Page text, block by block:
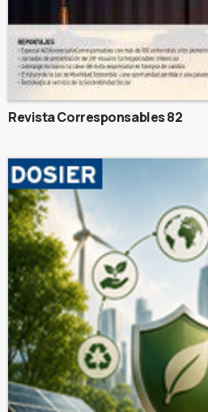
Revista Corresponsables 82